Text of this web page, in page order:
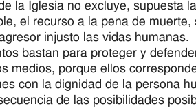
la Iglesia no excluye, supuesta
el recurso a la pena de
injusto las vidas humanas.
bastan para proteger y
medios, porque ellos
con la dignidad de la persona
de las posibilidades